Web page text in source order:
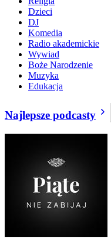
Dzieci
DJ
Komedia
Radio akademickie
Wywiad
Boże Narodzenie
Muzyka
Edukacja
Najlepsze podcasty